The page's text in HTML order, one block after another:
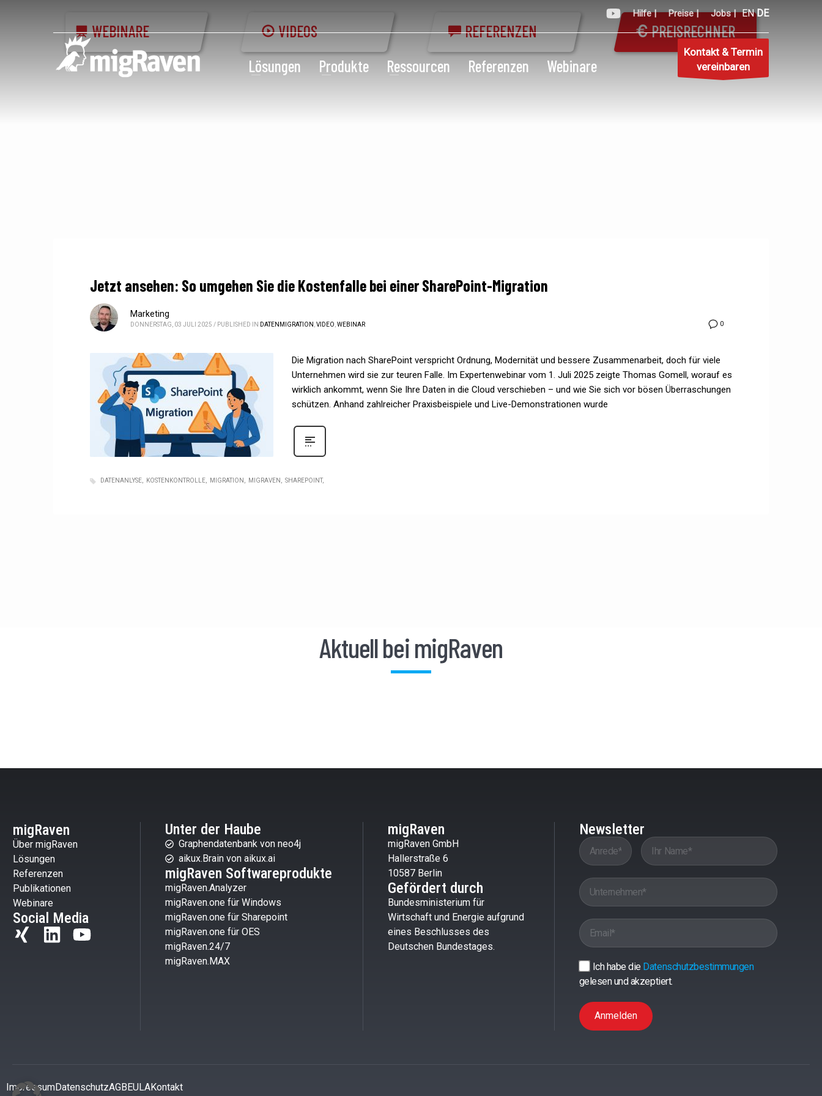
Hilfe | Preise | Jobs | EN DE
Lösungen Produkte Ressourcen Referenzen Webinare
Kontakt & Termin
vereinbaren
WEBINARE VIDEOS REFERENZEN PREISRECHNER
Jetzt ansehen: So umgehen Sie die Kostenfalle bei einer SharePoint-Migration
0
Marketing
DONNERSTAG, 03 JULI 2025 / PUBLISHED IN DATENMIGRATION VIDEO WEBINAR
Die Migration nach SharePoint verspricht Ordnung, Modernität und bessere Zusammenarbeit, doch für viele
Unternehmen wird sie zur teuren Falle. Im Expertenwebinar vom 1. Juli 2025 zeigte Thomas Gomell, worauf es
wirklich ankommt, wenn Sie Ihre Daten in die Cloud verschieben – und wie Sie sich vor bösen Überraschungen
schützen. Anhand zahlreicher Praxisbeispiele und Live-Demonstrationen wurde
DATENANLYSE KOSTENKONTROLLE MIGRATION MIGRAVEN SHAREPOINT
Aktuell bei migRaven
migRaven
Über migRaven
Lösungen
Referenzen
Publikationen
Webinare
Social Media
Unter der Haube
Graphendatenbank von neo4j
aikux.Brain von aikux.ai
migRaven Softwareprodukte
migRaven.Analyzer
migRaven.one für Windows
migRaven.one für Sharepoint
migRaven.one für OES
migRaven.24/7
migRaven.MAX
migRaven
migRaven GmbH
Hallerstraße 6
10587 Berlin
Gefördert durch
Bundesministerium für
Wirtschaft und Energie aufgrund
eines Beschlusses des
Deutschen Bundestages.
Newsletter
Ich habe die Datenschutzbestimmungen
gelesen und akzeptiert.
Anmelden
ImpressumDatenschutzAGBEULAKontakt